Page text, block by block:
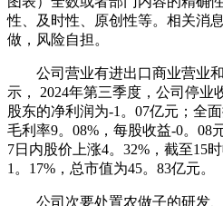
性、及时性、原创性等。相关消
做，风险自担。
公司营业有进出口商业营业和
示， 2024年第三季度，公司停业
股东的净利润为-1。07亿元；全
毛利率9。08%，每股收益-0。08
7日内股价上涨4。32%，截至15
1。17%，总市值为45。83亿元。
公司次要处置农做子的研发、